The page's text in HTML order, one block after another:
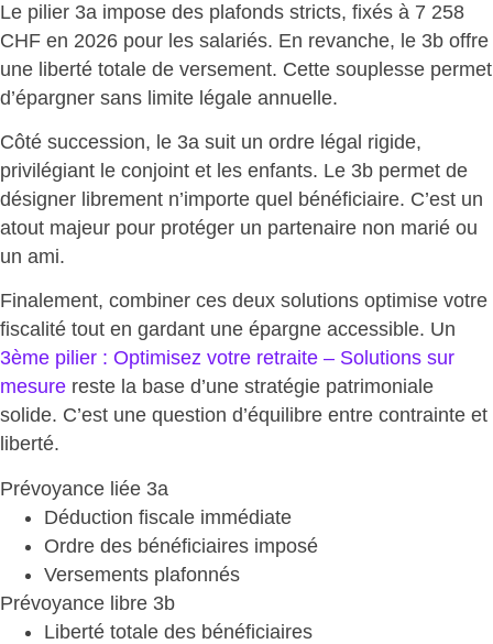
Le pilier 3a impose des plafonds stricts, fixés à 7 258
CHF en 2026 pour les salariés. En revanche, le 3b offre
une liberté totale de versement. Cette souplesse permet
d’épargner sans limite légale annuelle.
Côté succession, le 3a suit un ordre légal rigide,
privilégiant le conjoint et les enfants. Le 3b permet de
désigner librement n’importe quel bénéficiaire. C’est un
atout majeur pour protéger un partenaire non marié ou
un ami.
Finalement, combiner ces deux solutions optimise votre
fiscalité tout en gardant une épargne accessible. Un
3ème pilier : Optimisez votre retraite – Solutions sur
mesure reste la base d’une stratégie patrimoniale
solide. C’est une question d’équilibre entre contrainte et
liberté.
Prévoyance liée 3a
Déduction fiscale immédiate
Ordre des bénéficiaires imposé
Versements plafonnés
Prévoyance libre 3b
Liberté totale des bénéficiaires